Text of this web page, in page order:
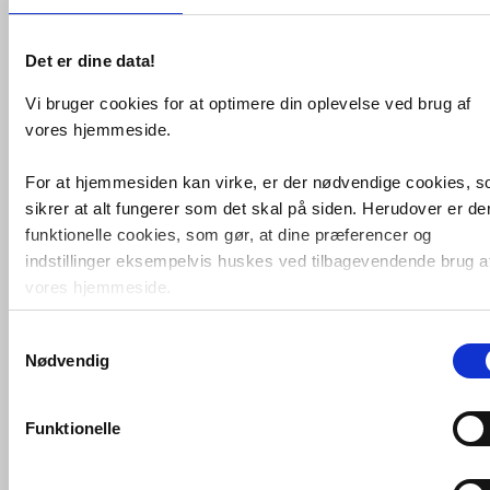
Det er dine data!
Vi bruger cookies for at optimere din oplevelse ved brug af
vores hjemmeside.
For at hjemmesiden kan virke, er der nødvendige cookies,
sikrer at alt fungerer som det skal på siden. Herudover er
funktionelle cookies, som gør, at dine præferencer og
indstillinger eksempelvis huskes ved tilbagevendende brug
vores hjemmeside.
Foruden nødvendige og funktionelle cookies er der
cookies. Disse bruger vi bl.a. til at måle trafik, omsætning,
marketingcookies, som vi bruger til at målrette vores
markedsføring med henblik på annonceindhold, som giver
Nødvendig
Funktionelle
Fragt 0,-
11.295,- Køb